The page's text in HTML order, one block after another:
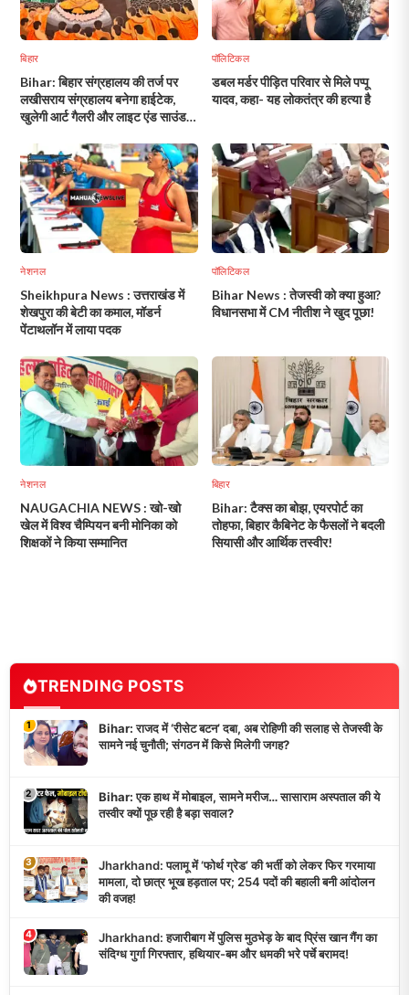
बिहार
Bihar: बिहार संग्रहालय की तर्ज पर
लखीसराय संग्रहालय बनेगा हाईटेक,
खुलेगी आर्ट गैलरी और लाइट एंड साउंड
पॉलिटिकल
डबल मर्डर पीड़ित परिवार से मिले पप्पू
यादव, कहा- यह लोकतंत्र की हत्या है
नेशनल
Sheikhpura News : उत्तराखंड में
शेखपुरा की बेटी का कमाल, मॉडर्न
पेंटाथलॉन में लाया पदक
पॉलिटिकल
Bihar News : तेजस्वी को क्या हुआ?
विधानसभा में CM नीतीश ने खुद पूछा!
नेशनल
NAUGACHIA NEWS : खो-खो
खेल में विश्व चैम्पियन बनी मोनिका को
शिक्षकों ने किया सम्मानित
बिहार
Bihar: टैक्स का बोझ, एयरपोर्ट का
तोहफा, बिहार कैबिनेट के फैसलों ने बदली
सियासी और आर्थिक तस्वीर!
TRENDING POSTS
1
Bihar: राजद में ‘रीसेट बटन’ दबा, अब रोहिणी की सलाह से तेजस्वी के
सामने नई चुनौती; संगठन में किसे मिलेगी जगह?
2
Bihar: एक हाथ में मोबाइल, सामने मरीज… सासाराम अस्पताल की ये
तस्वीर क्यों पूछ रही है बड़ा सवाल?
3
Jharkhand: पलामू में ‘फोर्थ ग्रेड’ की भर्ती को लेकर फिर गरमाया
मामला, दो छात्र भूख हड़ताल पर; 254 पदों की बहाली बनी आंदोलन
की वजह!
4
Jharkhand: हजारीबाग में पुलिस मुठभेड़ के बाद प्रिंस खान गैंग का
संदिग्ध गुर्गा गिरफ्तार, हथियार-बम और धमकी भरे पर्चे बरामद!